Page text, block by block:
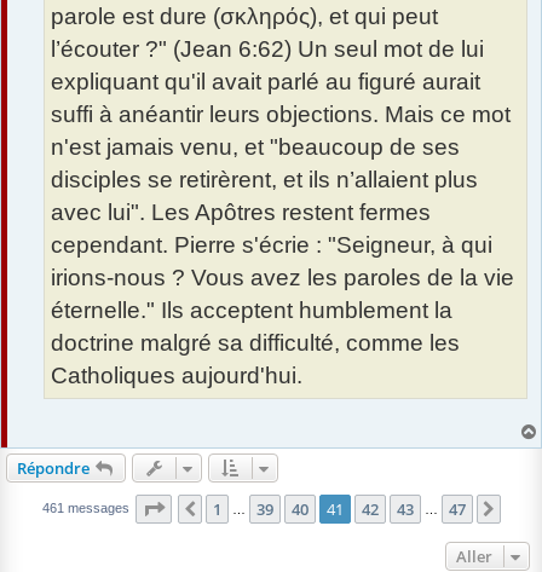
parole est dure (σκληρός), et qui peut
l’écouter ?" (Jean 6:62) Un seul mot de lui
expliquant qu'il avait parlé au figuré aurait
suffi à anéantir leurs objections. Mais ce mot
n'est jamais venu, et "beaucoup de ses
disciples se retirèrent, et ils n’allaient plus
avec lui". Les Apôtres restent fermes
cependant. Pierre s'écrie : "Seigneur, à qui
irions-nous ? Vous avez les paroles de la vie
éternelle." Ils acceptent humblement la
doctrine malgré sa difficulté, comme les
Catholiques aujourd'hui.
Répondre
461 messages Page 41 sur 47
Précédent
1 39 40 41 42 43 47
Aller